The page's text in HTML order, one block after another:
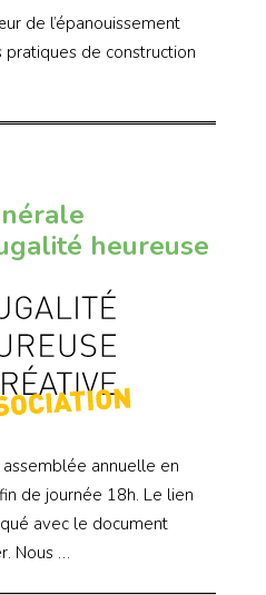
de l’épanouissement
de construction
heureuse
assemblée annuelle en
de journée 18h. Le lien
avec le document
Nous …